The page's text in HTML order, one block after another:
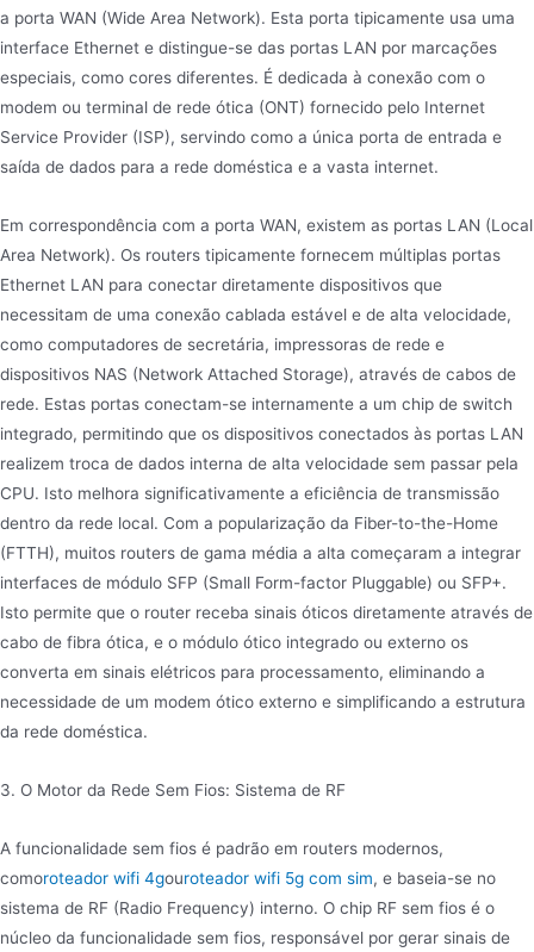
a porta WAN (Wide Area Network). Esta porta tipicamente usa uma
interface Ethernet e distingue-se das portas LAN por marcações
especiais, como cores diferentes. É dedicada à conexão com o
modem ou terminal de rede ótica (ONT) fornecido pelo Internet
Service Provider (ISP), servindo como a única porta de entrada e
saída de dados para a rede doméstica e a vasta internet.
Em correspondência com a porta WAN, existem as portas LAN (Local
Area Network). Os routers tipicamente fornecem múltiplas portas
Ethernet LAN para conectar diretamente dispositivos que
necessitam de uma conexão cablada estável e de alta velocidade,
como computadores de secretária, impressoras de rede e
dispositivos NAS (Network Attached Storage), através de cabos de
rede. Estas portas conectam-se internamente a um chip de switch
integrado, permitindo que os dispositivos conectados às portas LAN
realizem troca de dados interna de alta velocidade sem passar pela
CPU. Isto melhora significativamente a eficiência de transmissão
dentro da rede local. Com a popularização da Fiber-to-the-Home
(FTTH), muitos routers de gama média a alta começaram a integrar
interfaces de módulo SFP (Small Form-factor Pluggable) ou SFP+.
Isto permite que o router receba sinais óticos diretamente através de
cabo de fibra ótica, e o módulo ótico integrado ou externo os
converta em sinais elétricos para processamento, eliminando a
necessidade de um modem ótico externo e simplificando a estrutura
da rede doméstica.
3. O Motor da Rede Sem Fios: Sistema de RF
A funcionalidade sem fios é padrão em routers modernos,
comoroteador wifi 4gouroteador wifi 5g com sim, e baseia-se no
sistema de RF (Radio Frequency) interno. O chip RF sem fios é o
núcleo da funcionalidade sem fios, responsável por gerar sinais de